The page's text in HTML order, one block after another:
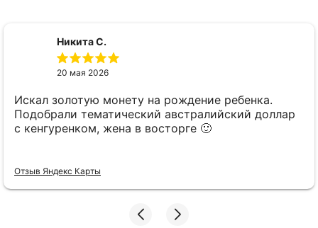
Никита С.
20 мая 2026
Искал золотую монету на рождение ребенка.
Подобрали тематический австралийский доллар
с кенгуренком, жена в восторге 🙂
Отзыв Яндекс Карты